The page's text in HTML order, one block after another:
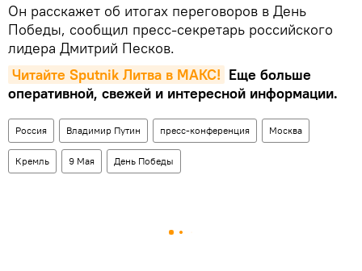
Он расскажет об итогах переговоров в День
Победы, сообщил пресс-секретарь российского
лидера Дмитрий Песков.
Читайте Sputnik Литва в MAКС! Еще больше
оперативной, свежей и интересной информации.
Россия Владимир Путин пресс-конференция Москва
Кремль 9 Мая День Победы